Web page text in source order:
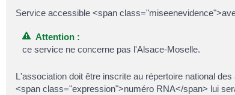
Service accessible <span
Attention :
ce service ne concerne pas l'Alsace-Moselle.
L'association doit être inscrite au répertoire national
<span class="expression">numéro RNA</span> lui